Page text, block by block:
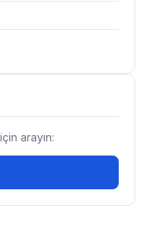
arayın: